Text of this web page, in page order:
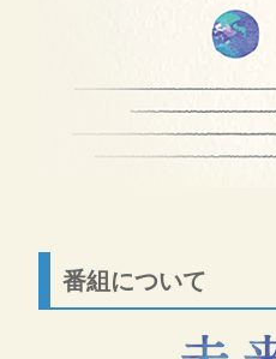
番組について